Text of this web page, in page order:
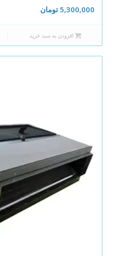
5,300,000 تومان
افزودن به سبد خرید